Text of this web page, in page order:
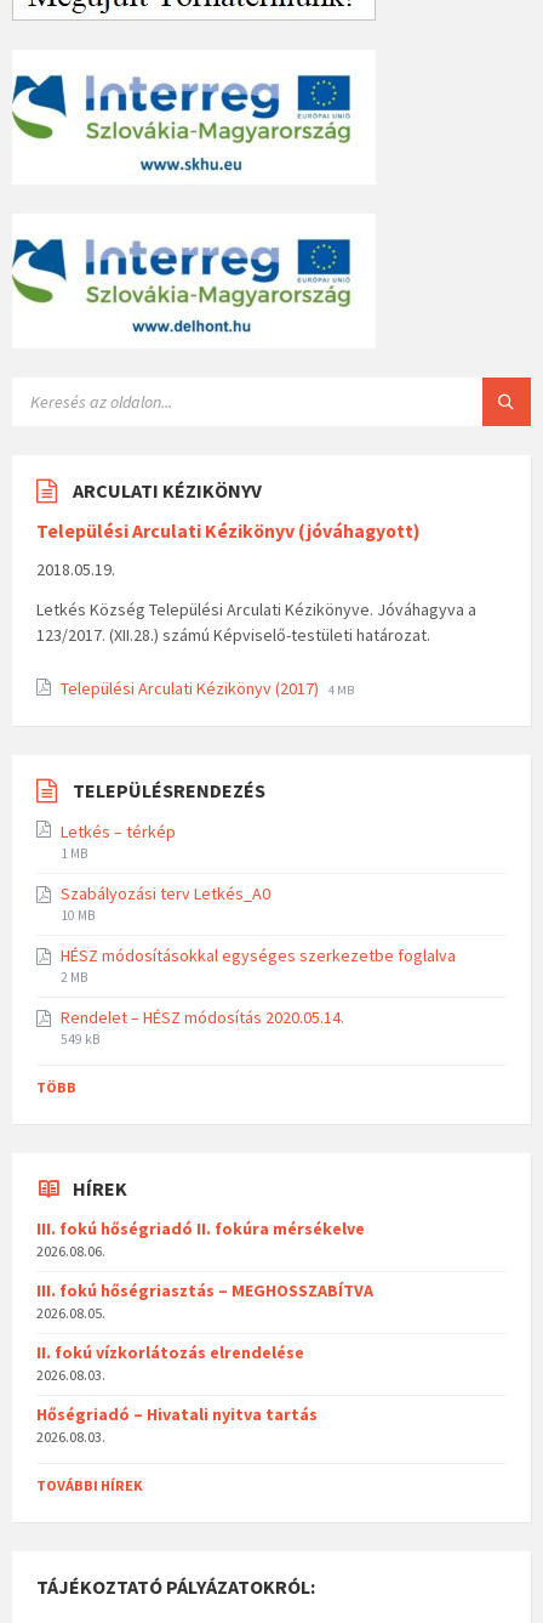
ARCULATI KÉZIKÖNYV
Települési Arculati Kézikönyv (jóváhagyott)
2018.05.19.
Letkés Község Települési Arculati Kézikönyve. Jóváhagyva a
123/2017. (XII.28.) számú Képviselő-testületi határozat.
Települési Arculati Kézikönyv (2017) 4 MB
TELEPÜLÉSRENDEZÉS
Letkés – térkép
1 MB
Szabályozási terv Letkés_A0
10 MB
HÉSZ módosításokkal egységes szerkezetbe foglalva
2 MB
Rendelet – HÉSZ módosítás 2020.05.14.
549 kB
TÖBB
HÍREK
III. fokú hőségriadó II. fokúra mérsékelve
2026.08.06.
III. fokú hőségriasztás – MEGHOSSZABÍTVA
2026.08.05.
II. fokú vízkorlátozás elrendelése
2026.08.03.
Hőségriadó – Hivatali nyitva tartás
2026.08.03.
TOVÁBBI HÍREK
TÁJÉKOZTATÓ PÁLYÁZATOKRÓL: